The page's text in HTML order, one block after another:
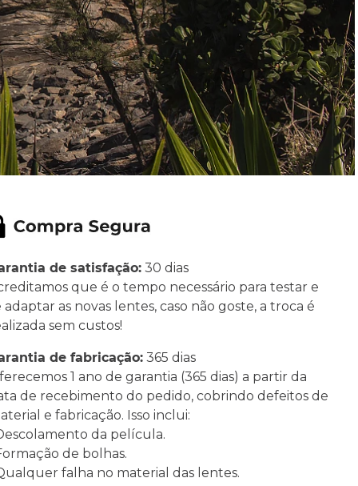
de satisfação:30 dias
que é o tempo necessário para testar e
adaptar as novas lentes, caso não goste, a troca é
sem custos!
de fabricação:365 dias
1 ano de garantia (365 dias) a partir da
de recebimento do pedido, cobrindo defeitos de
e fabricação. Isso inclui:
da película.
de bolhas.
falha no material das lentes.